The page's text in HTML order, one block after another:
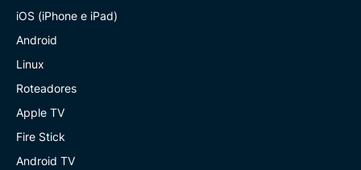
iOS (iPhone e iPad)
Android
Linux
Roteadores
Apple TV
Fire Stick
Android TV